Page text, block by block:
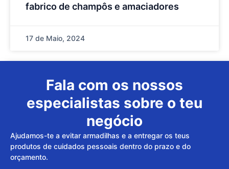
fabrico de champôs e amaciadores
17 de Maio, 2024
Fala com os nossos
especialistas sobre o teu
negócio
Ajudamos-te a evitar armadilhas e a entregar os teus
produtos de cuidados pessoais dentro do prazo e do
orçamento.